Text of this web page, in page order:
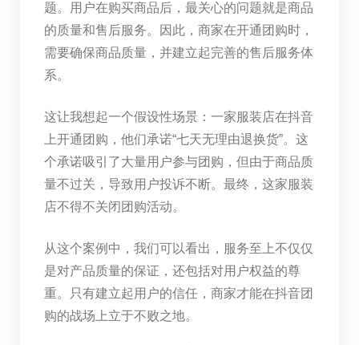
题。用户在购买商品后，最关心的问题就是商品
的质量和售后服务。因此，商家在开通团购时，
需要确保商品质量，并建立起完善的售后服务体
系。
这让我想起一个假设性场景：一家服装店在抖音
上开通团购，他们承诺“七天无理由退换货”。这
个承诺吸引了大量用户参与团购，但由于商品质
量不过关，导致用户投诉不断。最终，这家服装
店不得不关闭团购活动。
从这个案例中，我们可以看出，服务至上不仅仅
是对产品质量的保证，还包括对用户权益的尊
重。只有建立起用户的信任，商家才能在抖音团
购的战场上立于不败之地。